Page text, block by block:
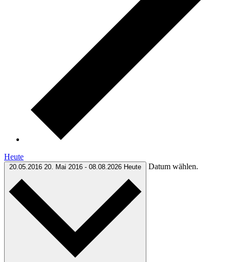
Heute
20.05.2016 20. Mai 2016 - 08.08.2026 Heute Datum wählen.